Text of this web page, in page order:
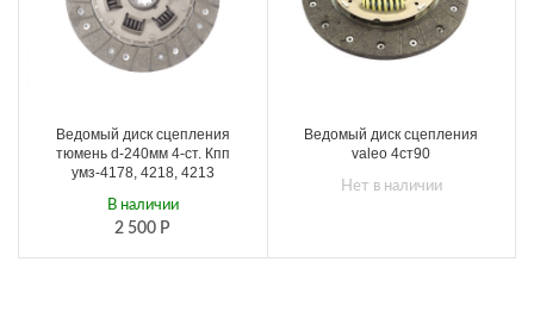
Ведомый диск сцепления
тюмень d-240мм 4-ст. Кпп
умз-4178, 4218, 4213
2 500 Р
В наличии
Ведомый диск сцепления
valeo 4ст90
Нет в наличии